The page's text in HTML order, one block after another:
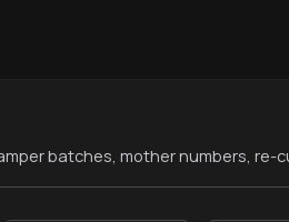
batches, mother numbers, re-